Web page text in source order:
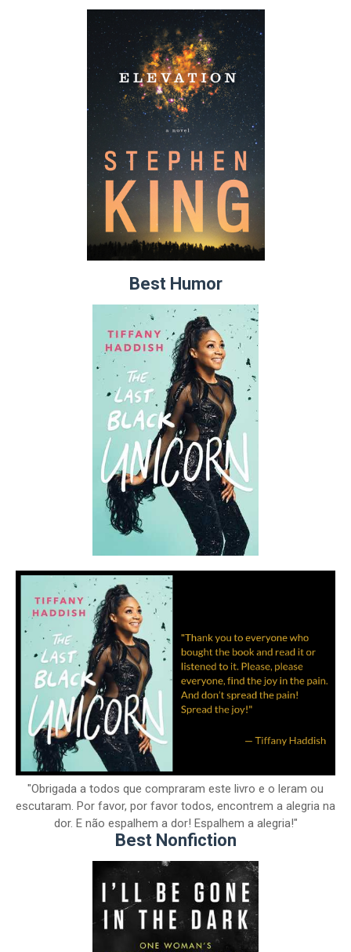
Best Humor
"Obrigada a todos que compraram este livro e o leram ou
escutaram. Por favor, por favor todos, encontrem a alegria na
dor. E não espalhem a dor! Espalhem a alegria!"
Best Nonfiction